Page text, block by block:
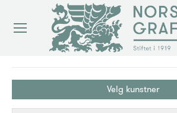
Velg kunstner